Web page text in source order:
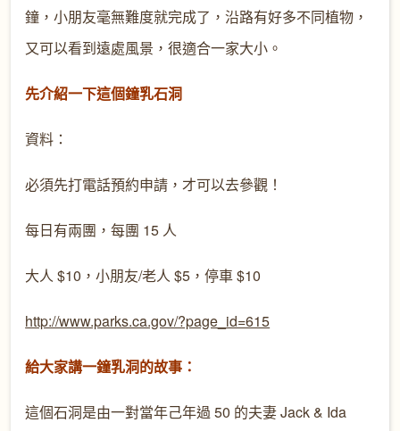
鐘，小朋友毫無難度就完成了，沿路有好多不同植物，
又可以看到遠處風景，很適合一家大小。
先介紹一下這個鐘乳石洞
資料：
必須先打電話預約申請，才可以去參觀！
每日有兩團，每團 15 人
大人 $10，小朋友/老人 $5，停車 $10
http://www.parks.ca.gov/?page_ id=615
給大家講一鐘乳洞的故事：
這個石洞是由一對當年己年過 50 的夫妻 Jack & Ida